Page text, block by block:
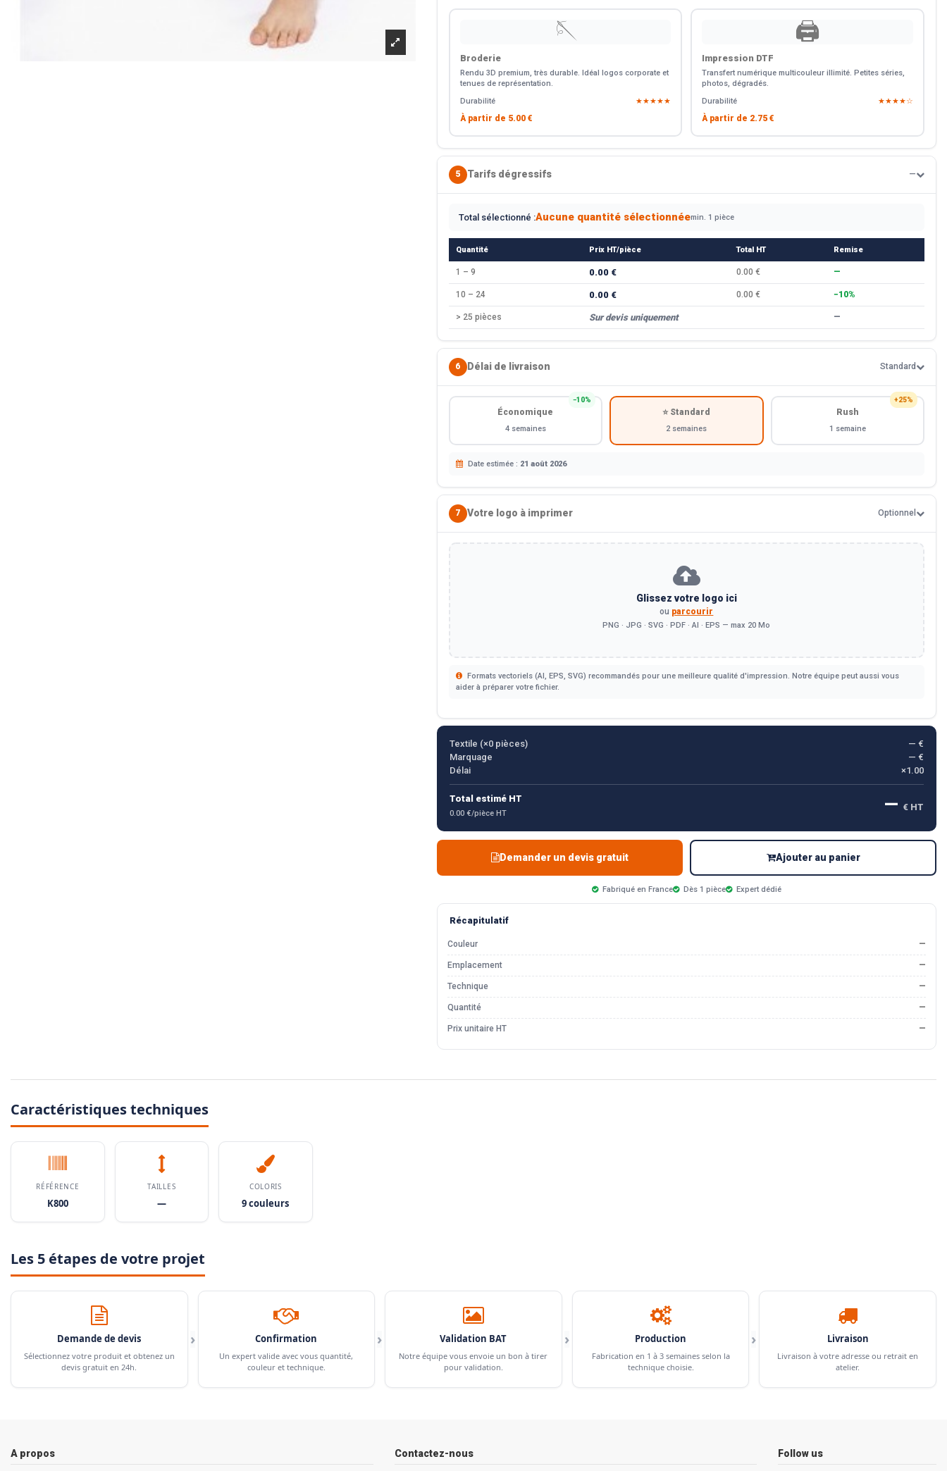
🪡
Broderie
Rendu 3D premium, très durable. Idéal logos corporate et
tenues de représentation.
Durabilité
★★★★★
À partir de 5.00 €
🖨️
Impression DTF
Transfert numérique multicouleur illimité. Petites séries,
photos, dégradés.
Durabilité
★★★★☆
À partir de 2.75 €
5 Tarifs dégressifs —
Total sélectionné :Aucune quantité sélectionnéemin. 1 pièce
Quantité Prix HT/pièce Total HT Remise
1 – 9 0.00 € 0.00 € —
10 – 24 0.00 € 0.00 € −10%
> 25 pièces Sur devis uniquement —
6 Délai de livraison Standard
−10%
Économique
4 semaines
⭐ Standard
2 semaines
+25%
Rush
1 semaine
Date estimée : 21 août 2026
7 Votre logo à imprimer Optionnel
Glissez votre logo ici
ou parcourir
PNG · JPG · SVG · PDF · AI · EPS — max 20 Mo
Formats vectoriels (AI, EPS, SVG) recommandés pour une meilleure qualité d'impression. Notre équipe peut aussi vous
aider à préparer votre fichier.
Textile (×0pièces)
— €
Marquage
— €
Délai
×1.00
Total estimé HT
0.00 €/pièce HT — € HT
Demander un devis gratuit Ajouter au panier
Fabriqué en France Dès 1 pièce Expert dédié
Récapitulatif
Couleur —
Emplacement —
Technique —
Quantité —
Prix unitaire HT —
Caractéristiques techniques
RÉFÉRENCE
K800
TAILLES
—
COLORIS
9 couleurs
Les 5 étapes de votre projet
Demande de devis
Sélectionnez votre produit et obtenez un
devis gratuit en 24h.
› Confirmation
Un expert valide avec vous quantité,
couleur et technique.
› Validation BAT
Notre équipe vous envoie un bon à tirer
pour validation.
› Production
Fabrication en 1 à 3 semaines selon la
technique choisie.
› Livraison
Livraison à votre adresse ou retrait en
atelier.
A propos Contactez-nous Follow us